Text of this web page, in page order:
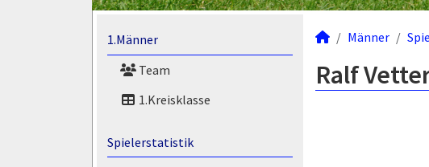
1.Männer
Team
1.Kreisklasse
Spielerstatistik
Männer
Ralf